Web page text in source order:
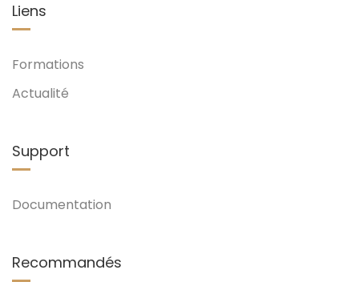
Liens
Formations
Actualité
Support
Documentation
Recommandés